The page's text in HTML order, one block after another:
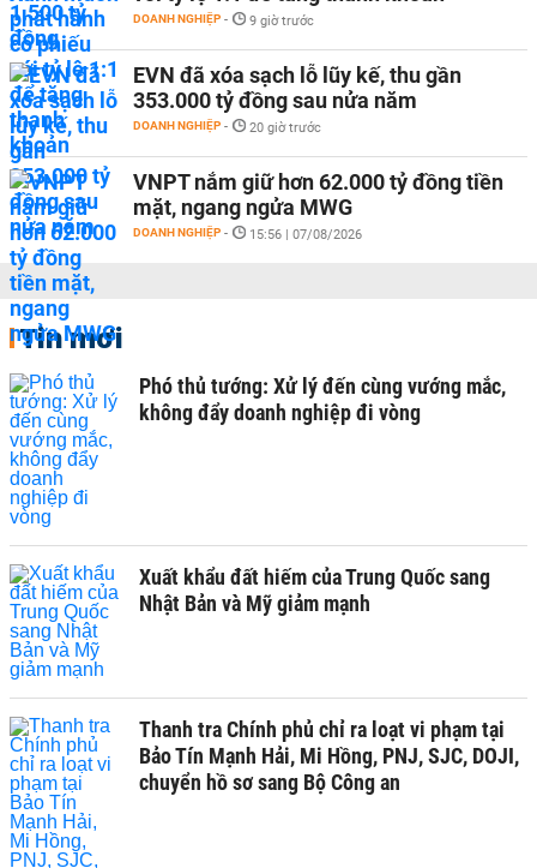
DOANH NGHIỆP - 9 giờ trước
EVN đã xóa sạch lỗ lũy kế, thu gần
353.000 tỷ đồng sau nửa năm
DOANH NGHIỆP - 20 giờ trước
VNPT nắm giữ hơn 62.000 tỷ đồng tiền
mặt, ngang ngửa MWG
DOANH NGHIỆP - 15:56 | 07/08/2026
Tin mới
Phó thủ tướng: Xử lý đến cùng vướng mắc,
không đẩy doanh nghiệp đi vòng
Xuất khẩu đất hiếm của Trung Quốc sang
Nhật Bản và Mỹ giảm mạnh
Thanh tra Chính phủ chỉ ra loạt vi phạm tại
Bảo Tín Mạnh Hải, Mi Hồng, PNJ, SJC, DOJI,
chuyển hồ sơ sang Bộ Công an